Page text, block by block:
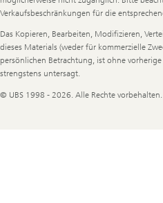
Verkaufsbeschränkungen für die
Das Kopieren, Bearbeiten, Modifizieren,
dieses Materials (weder für kommerzielle
persönlichen Betrachtung, ist ohne
strengstens untersagt.
© UBS 1998 - 2026. Alle Rechte vorbehalten.